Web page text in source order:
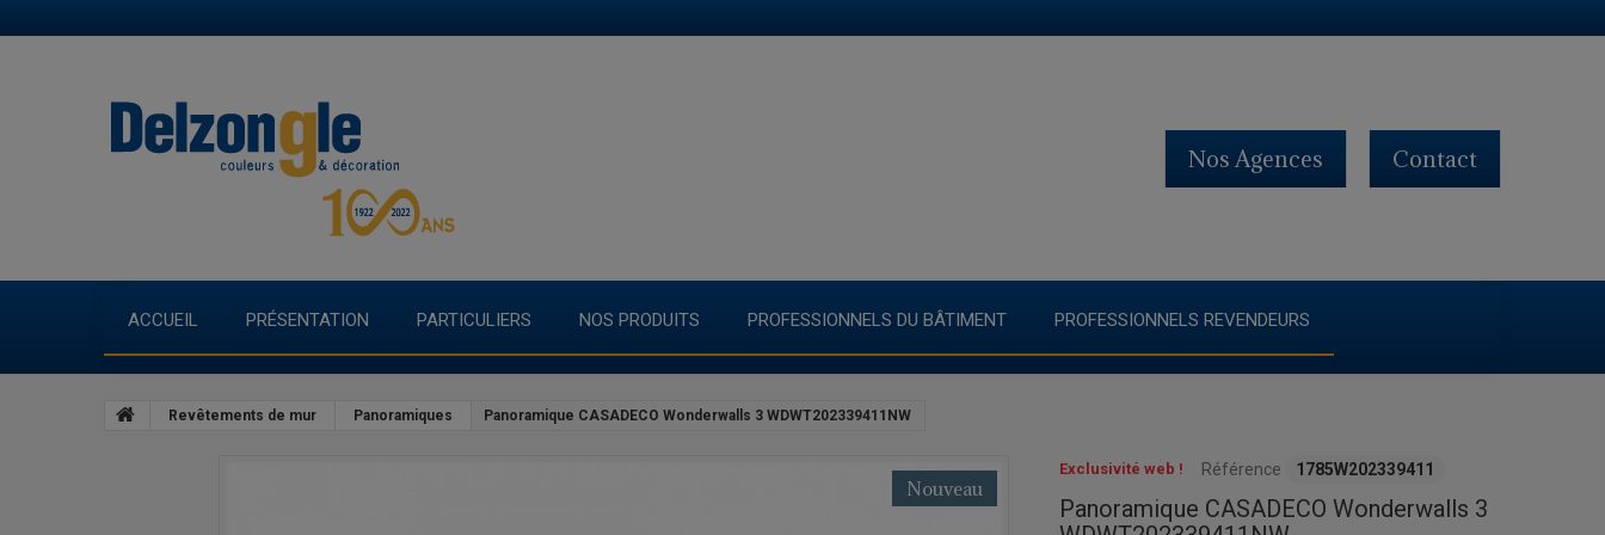
Contact
Nos Agences
ACCUEIL PRÉSENTATION PARTICULIERS NOS PRODUITS PROFESSIONNELS DU BÂTIMENT PROFESSIONNELS REVENDEURS
Revêtements de mur Panoramiques Panoramique CASADECO Wonderwalls 3 WDWT202339411NW
Nouveau
Exclusivité web ! Référence 1785W202339411
Panoramique CASADECO Wonderwalls 3